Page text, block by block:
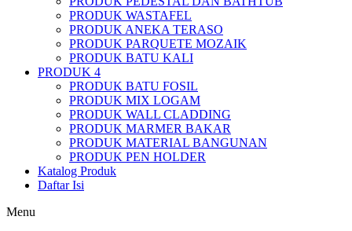
PRODUK WASTAFEL
PRODUK ANEKA TERASO
PRODUK PARQUETE MOZAIK
PRODUK BATU KALI
PRODUK 4
PRODUK BATU FOSIL
PRODUK MIX LOGAM
PRODUK WALL CLADDING
PRODUK MARMER BAKAR
PRODUK MATERIAL BANGUNAN
PRODUK PEN HOLDER
Katalog Produk
Daftar Isi
Menu